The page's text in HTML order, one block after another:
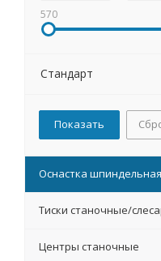
570
Стандарт
Оснастка шпиндельная
Тиски станочные/
Центры станочные